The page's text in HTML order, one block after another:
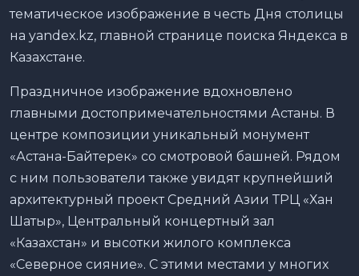
тематическое изображение в честь Дня столицы
на yandex.kz, главной странице поиска Яндекса в
Казахстане.
Праздничное изображение вдохновлено
главными достопримечательностями Астаны. В
центре композиции уникальный монумент
«Астана-Байтерек» со смотровой башней. Рядом
с ним пользователи также увидят крупнейший
архитектурный проект Средний Азии ТРЦ «Хан
Шатыр», Центральный концертный зал
«Казахстан» и высотки жилого комплекса
«Северное сияние». С этими местами у многих